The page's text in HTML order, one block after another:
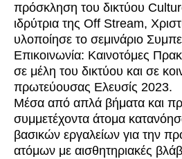
πρόσκληση του δικτύου
ιδρύτρια της Off Stream,
υλοποίησε το σεμινάριο
Επικοινωνία: Καινοτόμες
σε μέλη του δικτύου και σε
πρωτεύουσας Ελευσίς 2023.
Μέσα από απλά βήματα και
συμμετέχοντα άτομα
βασικών εργαλείων για την
ατόμων με αισθητηριακές